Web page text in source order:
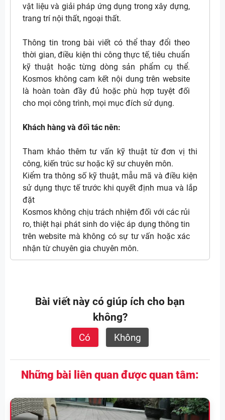
vật liệu và giải pháp ứng dụng trong xây dựng,
trang trí nội thất, ngoại thất.
Thông tin trong bài viết có thể thay đổi theo
thời gian, điều kiện thi công thực tế, tiêu chuẩn
kỹ thuật hoặc từng dòng sản phẩm cụ thể.
Kosmos không cam kết nội dung trên website
là hoàn toàn đầy đủ hoặc phù hợp tuyệt đối
cho mọi công trình, mọi mục đích sử dụng.
Khách hàng và đối tác nên:
Tham khảo thêm tư vấn kỹ thuật từ đơn vị thi
công, kiến trúc sư hoặc kỹ sư chuyên môn.
Kiểm tra thông số kỹ thuật, mẫu mã và điều kiện
sử dụng thực tế trước khi quyết định mua và lắp
đặt
Kosmos không chịu trách nhiệm đối với các rủi
ro, thiệt hại phát sinh do việc áp dụng thông tin
trên website mà không có sự tư vấn hoặc xác
nhận từ chuyên gia chuyên môn.
Bài viết này có giúp ích cho bạn
không?
Có Không
Những bài liên quan được quan tâm: